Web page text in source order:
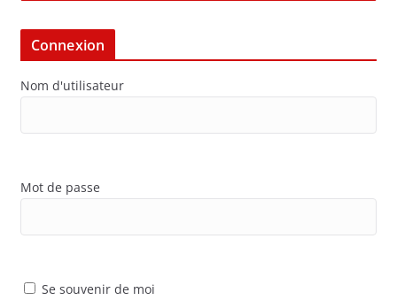
Connexion
Nom d'utilisateur
Mot de passe
Se souvenir de moi